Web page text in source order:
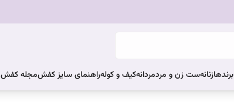
زنانهست زن و مردمردانهکیف و کولهراهنمای سایز کفشمجله کفش